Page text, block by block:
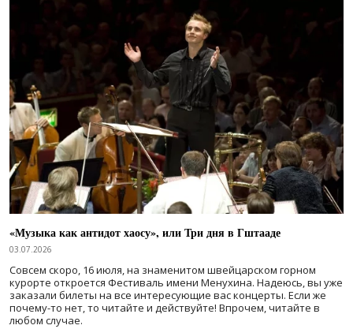
«Музыка как антидот хаосу», или Три дня в Гштааде
03.07.2026
Совсем скоро, 16 июля, на знаменитом швейцарском горном
курорте откроется Фестиваль имени Менухина. Надеюсь, вы уже
заказали билеты на все интересующие вас концерты. Если же
почему-то нет, то читайте и действуйте! Впрочем, читайте в
любом случае.